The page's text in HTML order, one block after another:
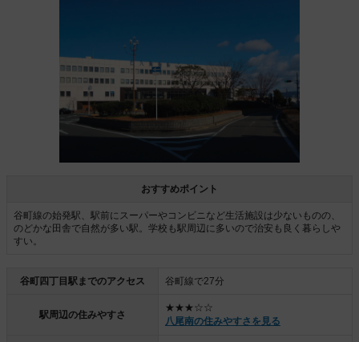
おすすめポイント
谷町線の始発駅、駅前にスーパーやコンビニなど生活施設は少ないものの、
のどかな田舎で自然が多い駅。学校も駅周辺に多いので治安も良く暮らしや
すい。
谷町四丁目駅までのアクセス 谷町線で27分
駅周辺の住みやすさ
★★★☆☆
八尾南の住みやすさを見る